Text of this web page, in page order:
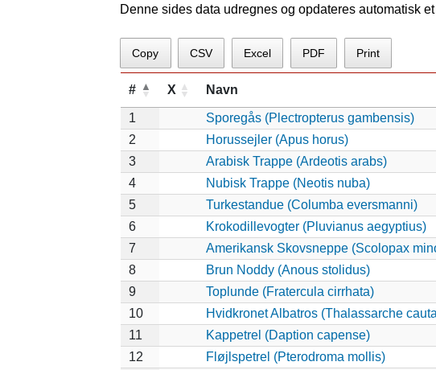
Denne sides data udregnes og opdateres automatisk
Copy CSV Excel PDF Print
# X Navn
1 Sporegås (Plectropterus gambensis)
2
Horussejler (Apus horus)
3
Arabisk Trappe (Ardeotis arabs)
4
Nubisk Trappe (Neotis nuba)
5
Turkestandue (Columba eversmanni)
6
Krokodillevogter (Pluvianus aegyptius)
7
Amerikansk Skovsneppe (Scolopax
8
Brun Noddy (Anous stolidus)
9
Toplunde (Fratercula cirrhata)
10
Hvidkronet Albatros (Thalassarche
11
Kappetrel (Daption capense)
12
Fløjlspetrel (Pterodroma mollis)